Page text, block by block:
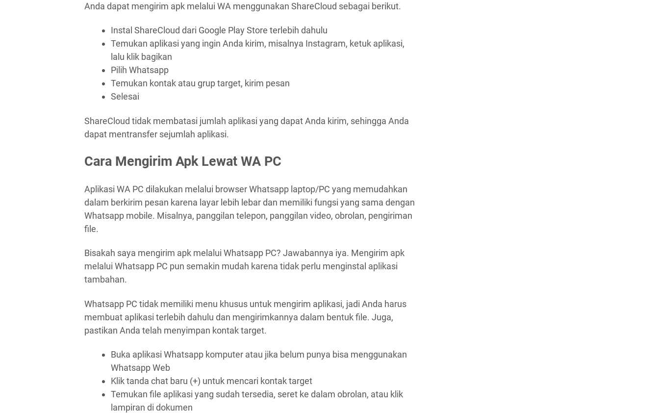
Anda dapat mengirim apk melalui WA menggunakan ShareCloud sebagai berikut.
Instal ShareCloud dari Google Play Store terlebih dahulu
Temukan aplikasi yang ingin Anda kirim, misalnya Instagram, ketuk aplikasi,
lalu klik bagikan
Pilih Whatsapp
Temukan kontak atau grup target, kirim pesan
Selesai
ShareCloud tidak membatasi jumlah aplikasi yang dapat Anda kirim, sehingga Anda
dapat mentransfer sejumlah aplikasi.
Cara Mengirim Apk Lewat WA PC
Aplikasi WA PC dilakukan melalui browser Whatsapp laptop/PC yang memudahkan
dalam berkirim pesan karena layar lebih lebar dan memiliki fungsi yang sama dengan
Whatsapp mobile. Misalnya, panggilan telepon, panggilan video, obrolan, pengiriman
file.
Bisakah saya mengirim apk melalui Whatsapp PC? Jawabannya iya. Mengirim apk
melalui Whatsapp PC pun semakin mudah karena tidak perlu menginstal aplikasi
tambahan.
Whatsapp PC tidak memiliki menu khusus untuk mengirim aplikasi, jadi Anda harus
membuat aplikasi terlebih dahulu dan mengirimkannya dalam bentuk file. Juga,
pastikan Anda telah menyimpan kontak target.
Buka aplikasi Whatsapp komputer atau jika belum punya bisa menggunakan
Whatsapp Web
Klik tanda chat baru (+) untuk mencari kontak target
Temukan file aplikasi yang sudah tersedia, seret ke dalam obrolan, atau klik
lampiran di dokumen